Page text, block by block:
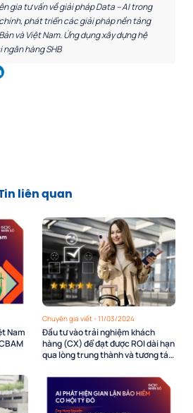
gia tư vấn về giải pháp Data – AI trong
phát triển các giải pháp nền tảng
và Việt Nam. Ứng dụng xây dựng hệ
hàng SHB
liên quan
Nam
Chuyên gia viết - 11/03/2024
Đầu tư vào trải nghiệm khách
hàng (CX) để đạt được ROI dài hạn
qua lòng trung thành và tương tác